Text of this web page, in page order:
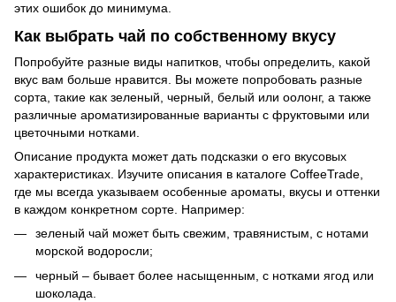
этих ошибок до минимума.
Как выбрать чай по собственному вкусу
Попробуйте разные виды напитков, чтобы определить, какой
вкус вам больше нравится. Вы можете попробовать разные
сорта, такие как зеленый, черный, белый или оолонг, а также
различные ароматизированные варианты с фруктовыми или
цветочными нотками.
Описание продукта может дать подсказки о его вкусовых
характеристиках. Изучите описания в каталоге CoffeeTrade,
где мы всегда указываем особенные ароматы, вкусы и оттенки
в каждом конкретном сорте. Например:
зеленый чай может быть свежим, травянистым, с нотами
морской водоросли;
черный – бывает более насыщенным, с нотками ягод или
шоколада.